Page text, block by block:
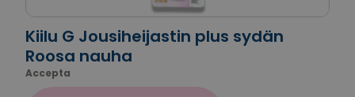
Kiilu G Jousiheijastin plus sydän
Roosa nauha
Accepta